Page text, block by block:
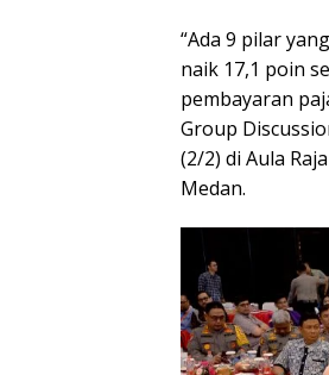
“Ada 9 pilar
naik 17,1 poin
pembayaran
Group
(2/2) di Aula
Medan.